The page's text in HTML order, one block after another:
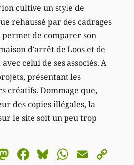
cultive un style de
rehaussé par des cadrages
de comparer son
d’arrêt de Loos et de
celui de ses associés. A
présentant les
créatifs. Dommage que,
des copies illégales, la
le site soit un peu trop
Mastodon
Facebook
BlueskyEmail